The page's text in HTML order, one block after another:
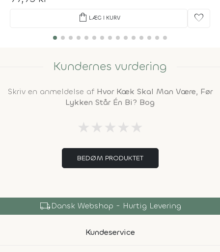
shopping_bag LÆG I KURV favorite
Kundernes vurdering
Skriv en anmeldelse af Hvor Kæk Skal Man Være, Før
Lykken Står Én Bi? Bog
★ ★ ★ ★ ★
BEDØM PRODUKTET
local_shippingDansk Webshop - Hurtig Levering
Kundeservice